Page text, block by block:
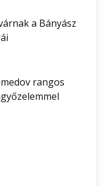
a Bányász
rangos